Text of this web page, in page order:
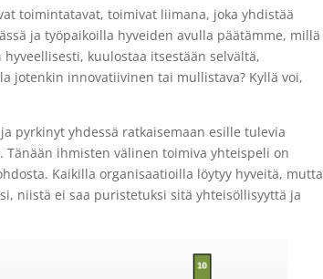
toimintatavat, toimivat liimana, joka yhdistää
ja työpaikoilla hyveiden avulla päätämme, millä
kuulostaa itsestään selvältä,
jotenkin innovatiivinen tai mullistava? Kyllä voi,
pyrkinyt yhdessä ratkaisemaan esille tulevia
Tänään ihmisten välinen toimiva yhteispeli on
Kaikilla organisaatioilla löytyy hyveitä, mutta
niistä ei saa puristetuksi sitä yhteisöllisyyttä ja